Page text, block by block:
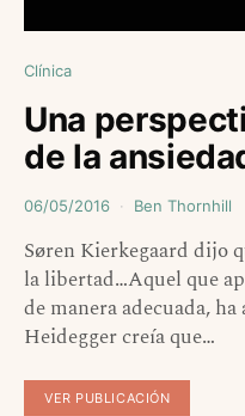
Clínica
Una
de la
06/05/2016 Ben Thornhill
Søren Kierkegaard dijo
la libertad…Aquel que
de manera adecuada,
Heidegger creía que…
VER PUBLICACIÓN